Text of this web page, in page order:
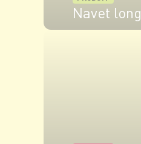
Navet long